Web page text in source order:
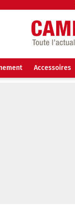
Accessoires